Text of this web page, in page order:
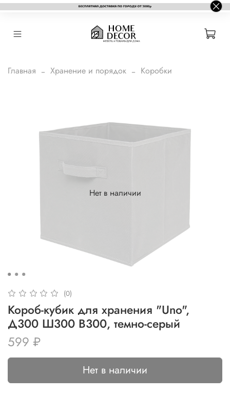
Главная Хранение и порядок Коробки
Нет в наличии
(0)
Короб-кубик для хранения "Uno",
Д300 Ш300 В300, темно-серый
599 ₽
Нет в наличии